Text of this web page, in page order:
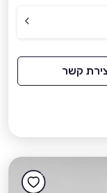
קשר